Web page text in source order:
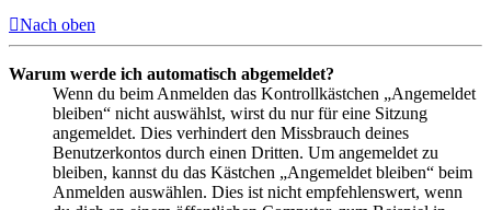
Nach oben
Warum werde ich automatisch abgemeldet?
Wenn du beim Anmelden das Kontrollkästchen „Angemeldet
bleiben“ nicht auswählst, wirst du nur für eine Sitzung
angemeldet. Dies verhindert den Missbrauch deines
Benutzerkontos durch einen Dritten. Um angemeldet zu
bleiben, kannst du das Kästchen „Angemeldet bleiben“ beim
Anmelden auswählen. Dies ist nicht empfehlenswert, wenn